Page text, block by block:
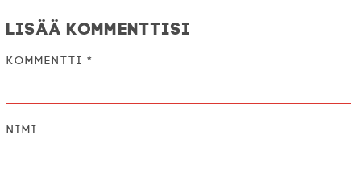
Lisää kommenttisi
Kommentti *
Nimi